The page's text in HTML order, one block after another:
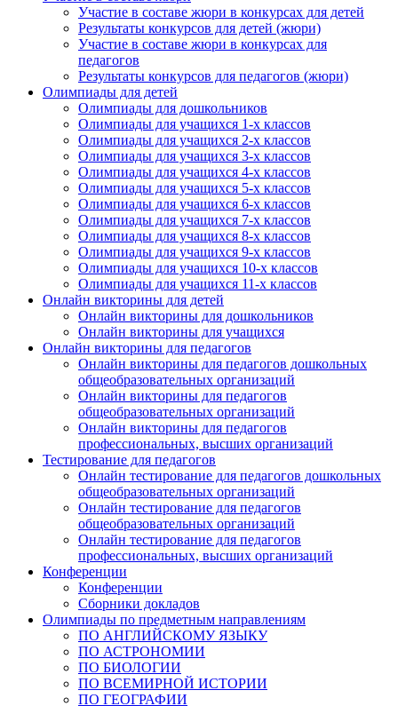
Участие в составе жюри в конкурсах для детей
Результаты конкурсов для детей (жюри)
Участие в составе жюри в конкурсах для
педагогов
Результаты конкурсов для педагогов (жюри)
Олимпиады для детей
Олимпиады для дошкольников
Олимпиады для учащихся 1-х классов
Олимпиады для учащихся 2-х классов
Олимпиады для учащихся 3-х классов
Олимпиады для учащихся 4-х классов
Олимпиады для учащихся 5-х классов
Олимпиады для учащихся 6-х классов
Олимпиады для учащихся 7-х классов
Олимпиады для учащихся 8-х классов
Олимпиады для учащихся 9-х классов
Олимпиады для учащихся 10-х классов
Олимпиады для учащихся 11-х классов
Онлайн викторины для детей
Онлайн викторины для дошкольников
Онлайн викторины для учащихся
Онлайн викторины для педагогов
Онлайн викторины для педагогов дошкольных
общеобразовательных организаций
Онлайн викторины для педагогов
общеобразовательных организаций
Онлайн викторины для педагогов
профессиональных, высших организаций
Тестирование для педагогов
Онлайн тестирование для педагогов дошкольных
общеобразовательных организаций
Онлайн тестирование для педагогов
общеобразовательных организаций
Онлайн тестирование для педагогов
профессиональных, высших организаций
Конференции
Конференции
Сборники докладов
Олимпиады по предметным направлениям
ПО АНГЛИЙСКОМУ ЯЗЫКУ
ПО АСТРОНОМИИ
ПО БИОЛОГИИ
ПО ВСЕМИРНОЙ ИСТОРИИ
ПО ГЕОГРАФИИ